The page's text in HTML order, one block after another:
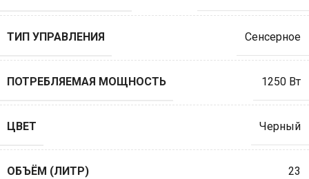
ТИП УПРАВЛЕНИЯ Сенсерное
ПОТРЕБЛЯЕМАЯ МОЩНОСТЬ 1250 Вт
ЦВЕТ Черный
ОБЪЁМ (ЛИТР) 23